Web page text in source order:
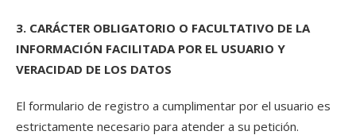
3. CARÁCTER OBLIGATORIO O FACULTATIVO DE LA
INFORMACIÓN FACILITADA POR EL USUARIO Y
VERACIDAD DE LOS DATOS
El formulario de registro a cumplimentar por el usuario es
estrictamente necesario para atender a su petición.